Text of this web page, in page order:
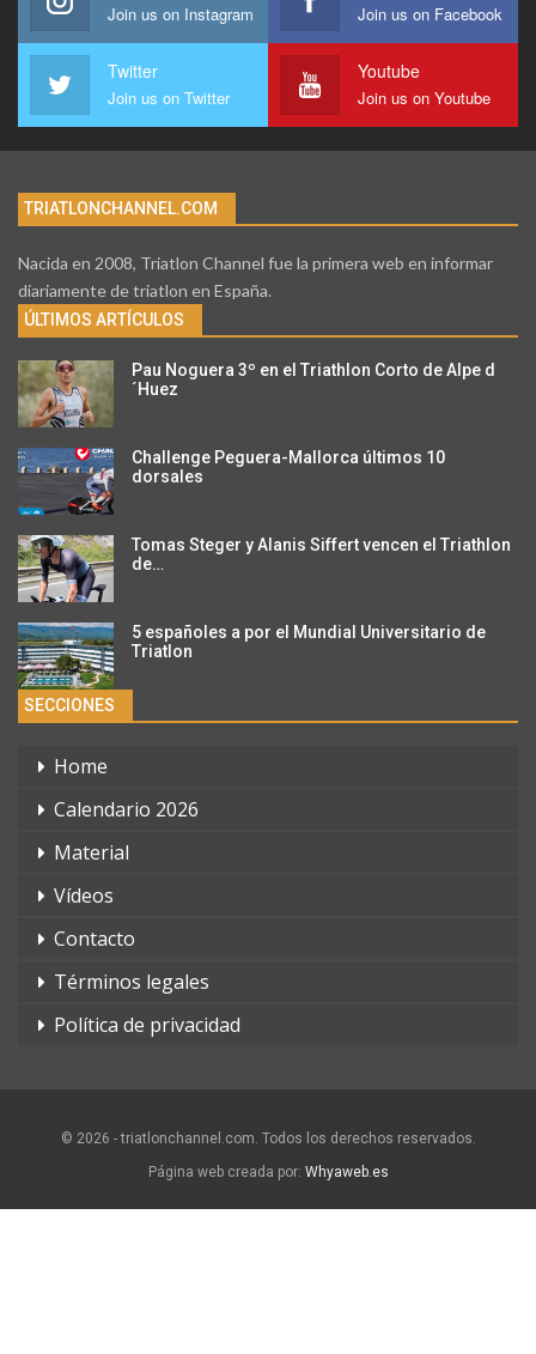
Join us on Instagram Join us on Facebook
Twitter
Join us on Twitter
Youtube
Join us on Youtube
TRIATLONCHANNEL.COM
Nacida en 2008, Triatlon Channel fue la primera web en informar
diariamente de triatlon en España.
ÚLTIMOS ARTÍCULOS
Pau Noguera 3º en el Triathlon Corto de Alpe d
´Huez
Challenge Peguera-Mallorca últimos 10
dorsales
Tomas Steger y Alanis Siffert vencen el Triathlon
de…
5 españoles a por el Mundial Universitario de
Triatlon
SECCIONES
Home
Calendario 2026
Material
Vídeos
Contacto
Términos legales
Política de privacidad
© 2026 - triatlonchannel.com. Todos los derechos reservados.
Página web creada por: Whyaweb.es